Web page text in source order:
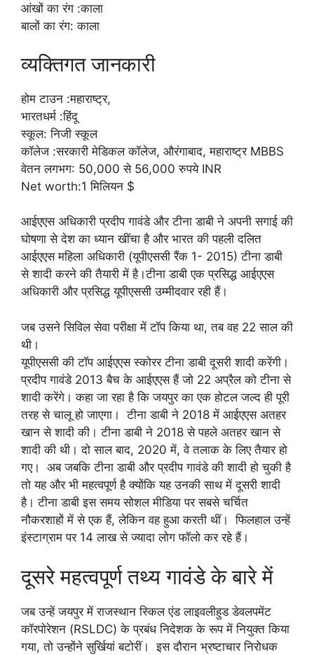
आंखों का रंग :काला
बालों का रंग: काला
व्यक्तिगत जानकारी
होम टाउन :महाराष्ट्र,
भारतधर्म :हिंदू
स्कूल: निजी स्कूल
कॉलेज :सरकारी मेडिकल कॉलेज, औरंगाबाद, महाराष्ट्र MBBS
वेतन लगभग: 50,000 से 56,000 रुपये INR
Net worth:1 मिलियन $
आईएएस अधिकारी प्रदीप गावंडे और टीना डाबी ने अपनी सगाई की
घोषणा से देश का ध्यान खींचा है और भारत की पहली दलित
आईएएस महिला अधिकारी (यूपीएससी रैंक 1- 2015) टीना डाबी
से शादी करने की तैयारी में है।टीना डाबी एक प्रसिद्ध आईएएस
अधिकारी और प्रसिद्ध यूपीएससी उम्मीदवार रही हैं।
जब उसने सिविल सेवा परीक्षा में टॉप किया था, तब वह 22 साल की
थी।
यूपीएससी की टॉप आईएएस स्कोरर टीना डाबी दूसरी शादी करेंगी।
प्रदीप गावंडे 2013 बैच के आईएएस हैं जो 22 अप्रैल को टीना से
शादी करेंगे। कहा जा रहा है कि जयपुर का एक होटल जल्द ही पूरी
तरह से चालू हो जाएगा। टीना डाबी ने 2018 में आईएएस अतहर
खान से शादी की। टीना डाबी ने 2018 से पहले अतहर खान से
शादी की थी। दो साल बाद, 2020 में, वे तलाक के लिए तैयार हो
गए। अब जबकि टीना डाबी और प्रदीप गावंडे की शादी हो चुकी है
तो यह और भी महत्वपूर्ण है क्योंकि यह उनकी साथ में दूसरी शादी
है। टीना डाबी इस समय सोशल मीडिया पर सबसे चर्चित
नौकरशाहों में से एक हैं, लेकिन वह हुआ करती थीं। फिलहाल उन्हें
इंस्टाग्राम पर 14 लाख से ज्यादा लोग फॉलो कर रहे हैं।
दूसरे महत्वपूर्ण तथ्य गावंडे के बारे में
जब उन्हें जयपुर में राजस्थान स्किल एंड लाइवलीहुड डेवलपमेंट
कॉरपोरेशन (RSLDC) के प्रबंध निदेशक के रूप में नियुक्त किया
गया, तो उन्होंने सुर्खियां बटोरीं। इस दौरान भ्रष्टाचार निरोधक